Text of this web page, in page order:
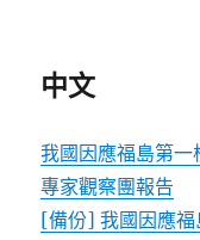
中文
我國因應福島第一
專家觀察團報告
[備份] 我國因應福